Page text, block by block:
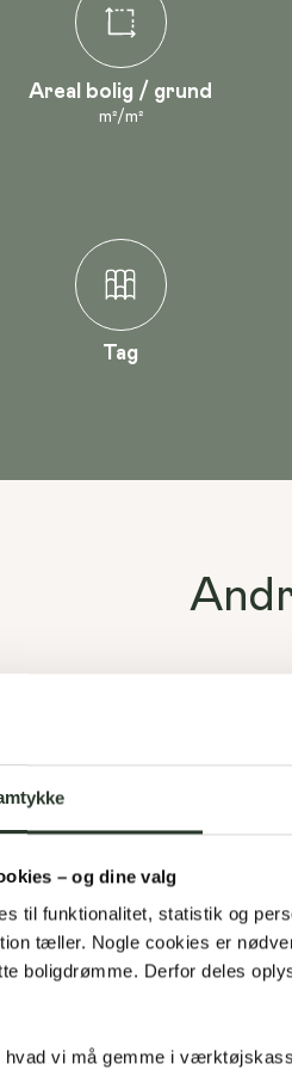
– og dine valg
til funktionalitet, statistik og
tæller. Nogle cookies er
boligdrømme. Derfor deles
hvad vi må gemme i
Areal bolig / grund
m²/m²
Tag
11
5792